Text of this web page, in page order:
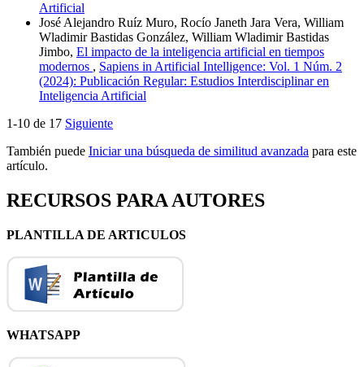
Artificial
José Alejandro Ruíz Muro, Rocío Janeth Jara Vera, William
Wladimir Bastidas González, William Wladimir Bastidas
Jimbo, El impacto de la inteligencia artificial en tiempos
modernos , Sapiens in Artificial Intelligence: Vol. 1 Núm. 2
(2024): Publicación Regular: Estudios Interdisciplinar en
Inteligencia Artificial
1-10 de 17 Siguiente
También puede Iniciar una búsqueda de similitud avanzada para este
artículo.
RECURSOS PARA AUTORES
PLANTILLA DE ARTICULOS
WHATSAPP